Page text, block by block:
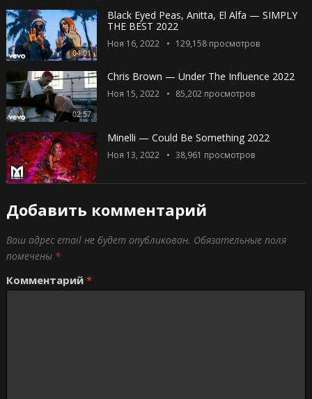
04:01
Black Eyed Peas, Anitta, El Alfa — SIMPLY
THE BEST 2022
Ноя 16, 2022 129,158просмотров
02:57
Chris Brown — Under The Influence 2022
Ноя 15, 2022 85,202просмотров
Minelli — Could Be Something 2022
Ноя 13, 2022 38,961 просмотров
Добавить комментарий
Ваш адрес email не будет опубликован. Обязательные поля
помечены *
Комментарий *